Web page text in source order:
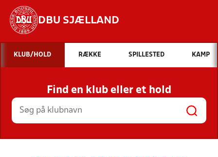
DBU SJÆLLAND
Hvad vil du søge efter?
INDHOLD OG NYHEDER
STILLINGER, RESULTATER, KLUBBER OG
HOLD
KLUB/HOLD RÆKKE SPILLESTED KAMP
Find en klub eller et hold